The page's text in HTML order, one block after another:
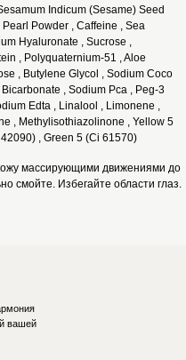
Indicum (Sesame) Seed
Powder , Caffeine , Sea
Hyaluronate , Sucrose ,
, Polyquaternium-51 , Aloe
, Butylene Glycol , Sodium Coco
, Sodium Pca , Peg-3
Edta , Linalool , Limonene ,
, Methylisothiazolinone , Yellow 5
, Green 5 (Ci 61570)
массирующими движениями до
смойте. Избегайте области глаз.
вашей